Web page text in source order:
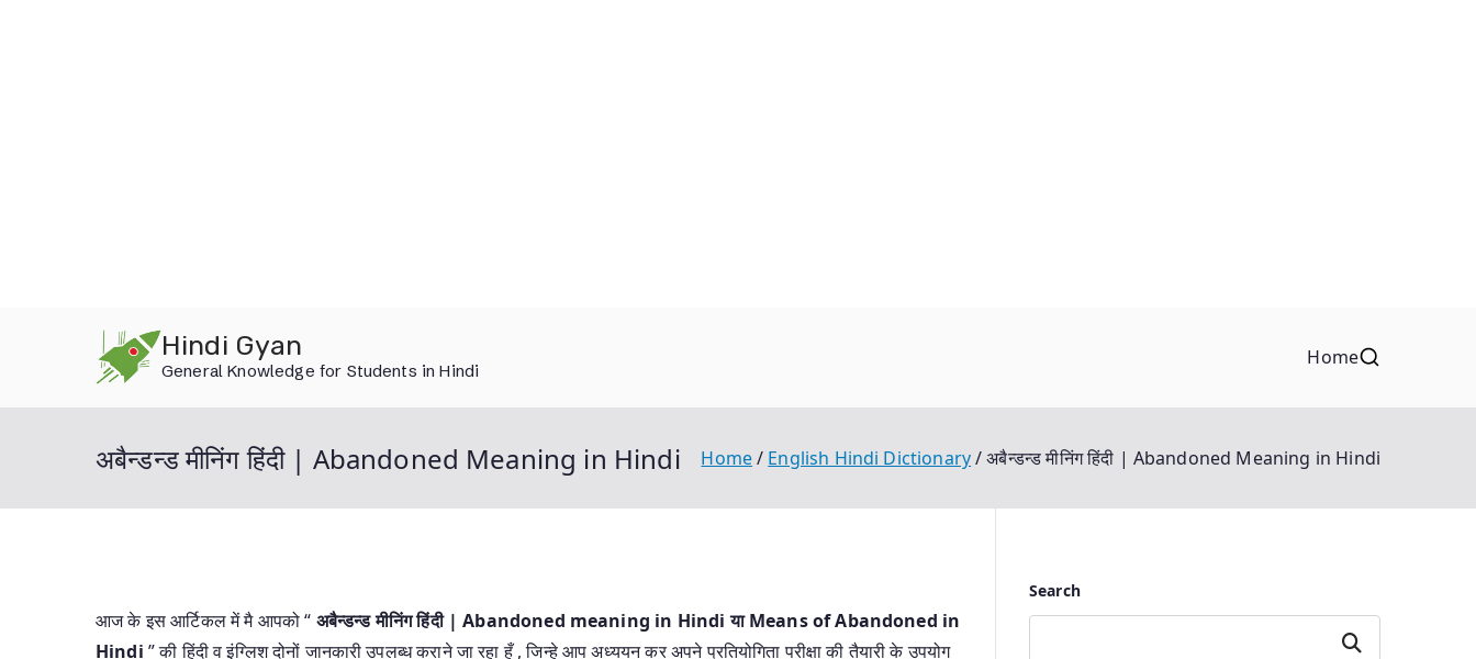
Hindi Gyan
General Knowledge for Students in Hindi
Home
अबैन्डन्ड मीनिंग हिंदी | Abandoned Meaning in Hindi Home English Hindi Dictionary अबैन्डन्ड मीनिंग हिंदी | Abandoned Meaning in Hindi
आज के इस आर्टिकल में मै आपको “ अबैन्डन्ड मीनिंग हिंदी | Abandoned meaning in Hindi याMeans of Abandoned in
Hindi ” की हिंदी व इंग्लिश दोनों जानकारी उपलब्ध कराने जा रहा हूँ , जिन्हे आप अध्ययन कर अपने प्रतियोगिता परीक्षा की तैयारी के उपयोग
Search
Search